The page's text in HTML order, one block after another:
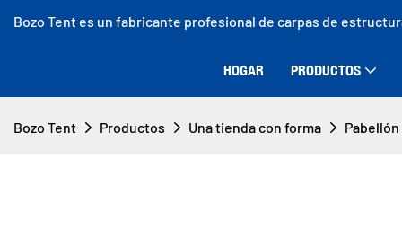
Bozo Tent es un fabricante profesional de carpas de
HOGAR PRODUCTOS
Bozo Tent Productos Una tienda con forma